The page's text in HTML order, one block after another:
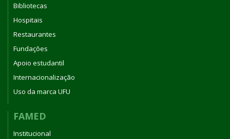
Bibliotecas
Hospitais
Restaurantes
Fundações
Apoio estudantil
Internacionalização
Uso da marca UFU
FAMED
Institucional